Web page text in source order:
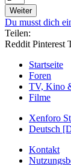
Weiter
Du musst dich
Teilen:
Reddit Pinterest
Startseite
Foren
TV, Kino
Filme
Xenforo
Deutsch
Kontakt